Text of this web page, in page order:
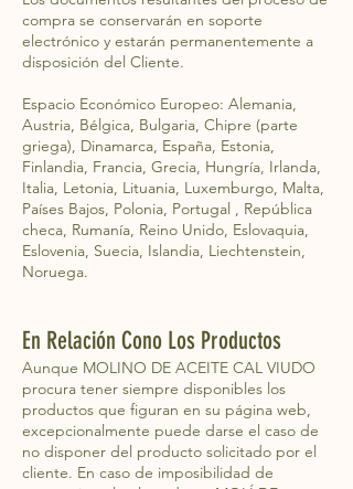
compra se conservarán en soporte
electrónico y estarán permanentemente a
disposición del Cliente.
Espacio Económico Europeo: Alemania,
Austria, Bélgica, Bulgaria, Chipre (parte
griega), Dinamarca, España, Estonia,
Finlandia, Francia, Grecia, Hungría, Irlanda,
Italia, Letonia, Lituania, Luxemburgo, Malta,
Países Bajos, Polonia, Portugal , República
checa, Rumanía, Reino Unido, Eslovaquia,
Eslovenia, Suecia, Islandia, Liechtenstein,
Noruega.
En Relación Cono Los Productos
Aunque MOLINO DE ACEITE CAL VIUDO
procura tener siempre disponibles los
productos que figuran en su página web,
excepcionalmente puede darse el caso de
no disponer del producto solicitado por el
cliente. En caso de imposibilidad de